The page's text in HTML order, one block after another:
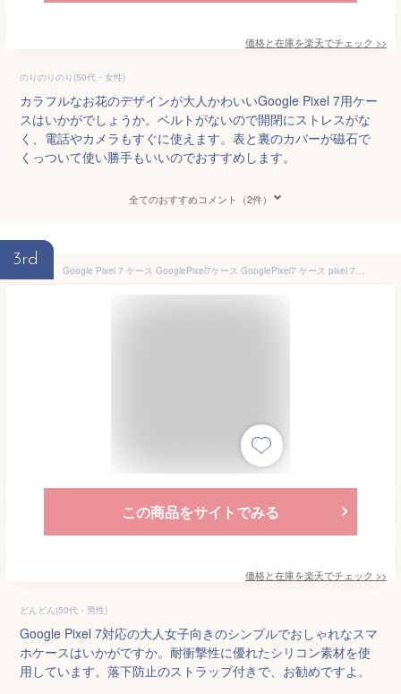
価格と在庫を楽天でチェック >>
のりのりのり(50代・女性)
カラフルなお花のデザインが大人かわいいGoogle Pixel 7用ケー
スはいかがでしょうか。ベルトがないので開閉にストレスがな
く、電話やカメラもすぐに使えます。表と裏のカバーが磁石で
くっついて使い勝手もいいのでおすすめします。
全てのおすすめコメント（2件）
3rd
Google Pixel 7 ケース GooglePixel7ケース GooglePixel7 ケース pixel 7 pro ケース かわいい 衝撃 本体 保護 カバー グーグルピクセル7ケース シリコン 紐 ストラップ 付き ストラップホール ソフト ケース スマホケース
この商品をサイトでみる
価格と在庫を楽天でチェック >>
どんどん(50代・男性)
Google Pixel 7対応の大人女子向きのシンプルでおしゃれなスマ
ホケースはいかがですか。耐衝撃性に優れたシリコン素材を使
用しています。落下防止のストラップ付きで、お勧めですよ。